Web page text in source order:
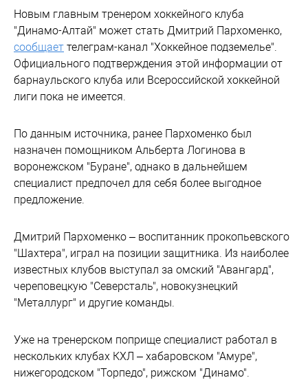
Новым главным тренером хоккейного клуба
"Динамо-Алтай" может стать Дмитрий Пархоменко,
сообщает телеграм-канал "Хоккейное подземелье".
Официального подтверждения этой информации от
барнаульского клуба или Всероссийской хоккейной
лиги пока не имеется.
По данным источника, ранее Пархоменко был
назначен помощником Альберта Логинова в
воронежском "Буране", однако в дальнейшем
специалист предпочел для себя более выгодное
предложение.
Дмитрий Пархоменко – воспитанник прокопьевского
"Шахтера", играл на позиции защитника. Из наиболее
известных клубов выступал за омский "Авангард",
череповецкую "Северсталь", новокузнецкий
"Металлург" и другие команды.
Уже на тренерском поприще специалист работал в
нескольких клубах КХЛ – хабаровском "Амуре",
нижегородском "Торпедо", рижском "Динамо".